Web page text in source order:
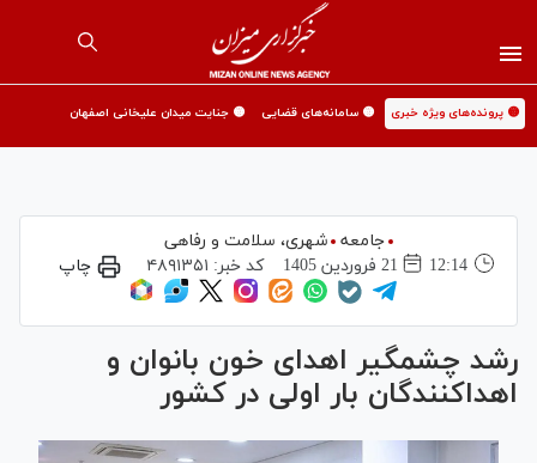
🟡 پرونده‌های ویژه خبری 🟡 سامانه‌های قضایی 🟡 جنایت میدان علیخانی اصفهان
جامعه
شهری،‌ سلامت و رفاهی
12:14
21 فروردين 1405 کد خبر: ۴۸۹۱۳۵۱ چاپ
رشد چشمگیر اهدای خون بانوان و
اهداکنندگان بار اولی در کشور